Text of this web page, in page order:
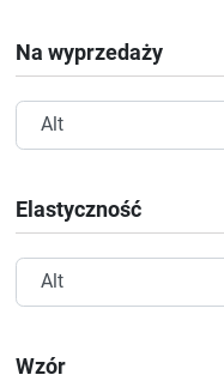
Na wyprzedaży
Elastyczność
Wzór